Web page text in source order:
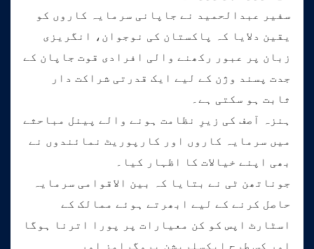
سفیر عبدالحمید نے جاپانی سرمایہ کاروں کو
یقین دلایا کہ پاکستان کی نوجوان، انگریزی
زبان پر عبور رکھنے والی افرادی قوت جاپان کے
جدت پسند وژن کے لیے ایک قدرتی شراکت دار
ثابت ہو سکتی ہے۔
ہنزہ آصف کی زیرِ نظامت ہونے والے پینل مباحثے
میں سرمایہ کاروں اور کارپوریٹ نمائندوں نے
بھی اپنے خیالات کا اظہار کیا۔
جوناتھن ٹی نے بتایا کہ بین الاقوامی سرمایہ
حاصل کرنے کے لیے ابھرتے ہوئے ممالک کے
اسٹارٹ اپس کو کن معیارات پر پورا اترنا ہوگا
اور کس طرح ایکسلریشن پروگرامز اور